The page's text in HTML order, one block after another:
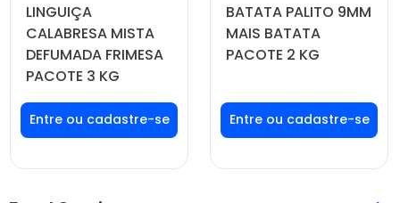
LINGUIÇA
CALABRESA MISTA
DEFUMADA FRIMESA
PACOTE 3 KG
Faça seu login ou
cadastre-se para
ver preços e
BATATA PALITO 9MM
MAIS BATATA
PACOTE 2 KG
Faça seu login ou
cadastre-se para
ver preços e